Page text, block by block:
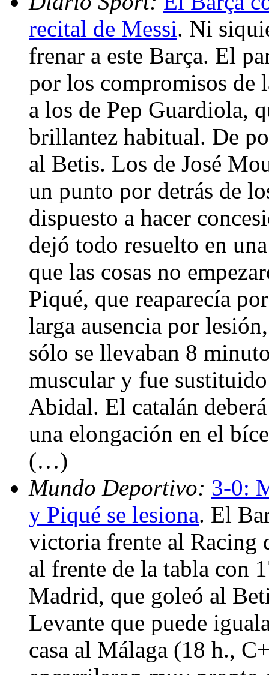
recital de Messi. Ni
frenar a este Barça. El
por los compromisos de
a los de Pep Guardiola,
brillantez habitual. De
al Betis. Los de José
un punto por detrás de
dispuesto a hacer
dejó todo resuelto en
que las cosas no
Piqué, que reaparecía
larga ausencia por
sólo se llevaban 8
muscular y fue
Abidal. El catalán
una elongación en el
(…)
Mundo Deportivo: 3-0:
y Piqué se lesiona. El
victoria frente al Racing
al frente de la tabla con
Madrid, que goleó al
Levante que puede
casa al Málaga (18 h.,